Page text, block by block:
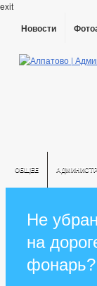
exit
Новости
ОБЩЕЕ
Не
на
фонарь?